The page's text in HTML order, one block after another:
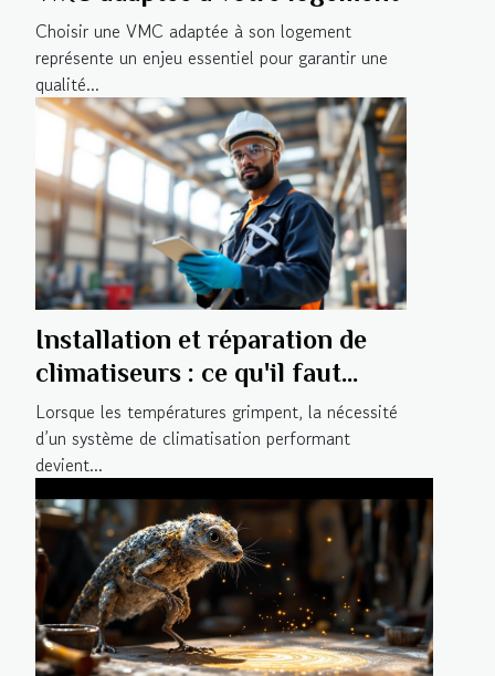
Choisir une VMC adaptée à son logement
représente un enjeu essentiel pour garantir une
qualité...
Installation et réparation de
climatiseurs : ce qu'il faut
considérer
Lorsque les températures grimpent, la nécessité
d’un système de climatisation performant
devient...